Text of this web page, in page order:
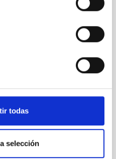
todas
selección
es la elaboración de
de
Observatorios de
González